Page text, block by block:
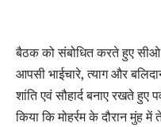
बैठक को संबोधित करते हुए सीओ
आपसी भाईचारे, त्याग और
शांति एवं सौहार्द बनाए रखते हुए
किया कि मोहर्रम के दौरान